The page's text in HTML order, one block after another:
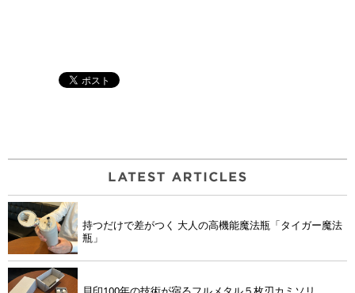
持つだけで差がつく 大人の高機能魔法瓶「タイガー魔法
瓶」